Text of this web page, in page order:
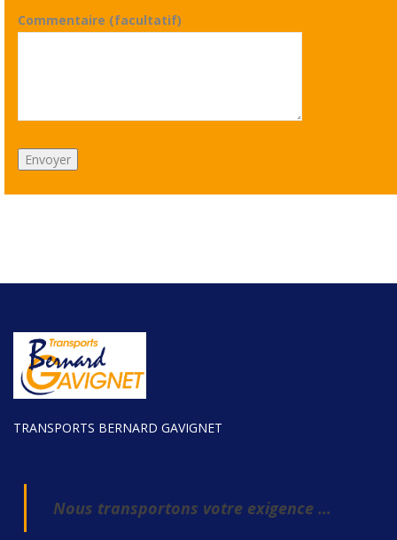
Commentaire (facultatif)
TRANSPORTS BERNARD GAVIGNET
Nous transportons votre exigence …